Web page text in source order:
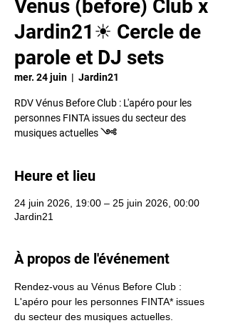
Venus (before) Club x
Jardin21☀ Cercle de
parole et DJ sets
mer. 24 juin
  |
Jardin21
RDV Vénus Before Club : L'apéro pour les
personnes FINTA issues du secteur des
musiques actuelles ༺
Heure et lieu
24 juin 2026, 19:00 – 25 juin 2026, 00:00
Jardin21
À propos de l'événement
Rendez-vous au Vénus Before Club :
L'apéro pour les personnes FINTA* issues
du secteur des musiques actuelles.